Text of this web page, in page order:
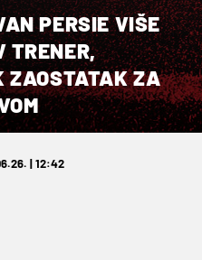
PERSIE VIŠE
TRENER,
ZAOSTATAK ZA
| 12:42